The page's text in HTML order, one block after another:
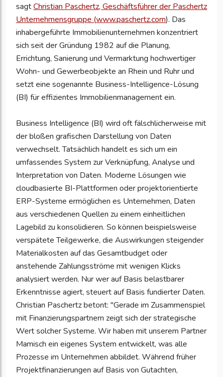
sagtChristian Paschertz, Geschäftsführer der Paschertz
Unternehmensgruppe (www.paschertz.com). Das
inhabergeführte Immobilienunternehmen konzentriert
sich seit der Gründung 1982 auf die Planung,
Errichtung, Sanierung und Vermarktung hochwertiger
Wohn- und Gewerbeobjekte an Rhein und Ruhr und
setzt eine sogenannte Business-Intelligence-Lösung
(BI) für effizientes Immobilienmanagement ein.
Business Intelligence (BI) wird oft fälschlicherweise mit
der bloßen grafischen Darstellung von Daten
verwechselt. Tatsächlich handelt es sich um ein
umfassendes System zur Verknüpfung, Analyse und
Interpretation von Daten. Moderne Lösungen wie
cloudbasierte BI-Plattformen oder projektorientierte
ERP-Systeme ermöglichen es Unternehmen, Daten
aus verschiedenen Quellen zu einem einheitlichen
Lagebild zu konsolidieren. So können beispielsweise
verspätete Teilgewerke, die Auswirkungen steigender
Materialkosten auf das Gesamtbudget oder
anstehende Zahlungsströme mit wenigen Klicks
analysiert werden. Nur wer auf Basis belastbarer
Erkenntnisse agiert, steuert auf Basis fundierter Daten.
Christian Paschertz betont: "Gerade im Zusammenspiel
mit Finanzierungspartnern zeigt sich der strategische
Wert solcher Systeme. Wir haben mit unserem Partner
Mamisch ein eigenes System entwickelt, was alle
Prozesse im Unternehmen abbildet. Während früher
Projektfinanzierungen auf Basis von Gutachten,